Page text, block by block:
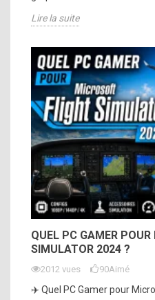
Lire la suite
QUEL PC GAMER
SIMULATOR 2024 ?
2012 vues 90Aimé
✈️ Quel PC Gamer pour